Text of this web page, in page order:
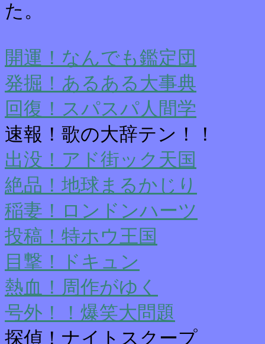
た。
開運！なんでも鑑定団
発掘！あるある大事典
回復！スパスパ人間学
速報！歌の大辞テン！！
出没！アド街ック天国
絶品！地球まるかじり
稲妻！ロンドンハーツ
投稿！特ホウ王国
目撃！ドキュン
熱血！周作がゆく
号外！！爆笑大問題
探偵！ナイトスクープ